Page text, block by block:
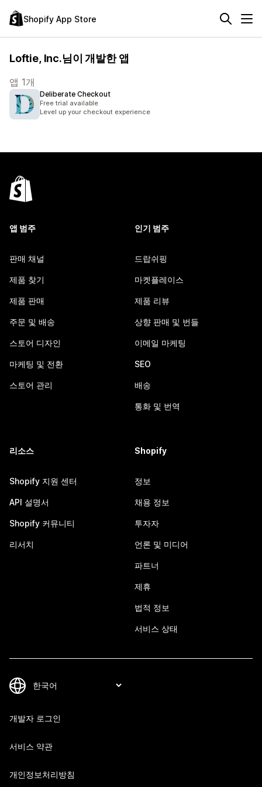
Shopify App Store
Loftie, Inc.님이 개발한 앱
앱 1개
Deliberate Checkout
Free trial available
Level up your checkout experience
앱 범주
판매 채널
제품 찾기
제품 판매
주문 및 배송
스토어 디자인
마케팅 및 전환
스토어 관리
인기 범주
드랍쉬핑
마켓플레이스
제품 리뷰
상향 판매 및 번들
이메일 마케팅
SEO
배송
통화 및 번역
리소스
Shopify 지원 센터
API 설명서
Shopify 커뮤니티
리서치
Shopify
정보
채용 정보
투자자
언론 및 미디어
파트너
제휴
법적 정보
서비스 상태
개발자 로그인
서비스 약관
개인정보처리방침